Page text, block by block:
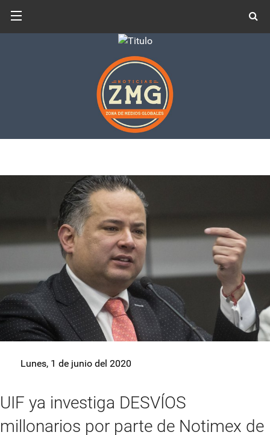
Lunes, 1 de junio del 2020
UIF ya investiga DESVÍOS
millonarios por parte de Notimex de